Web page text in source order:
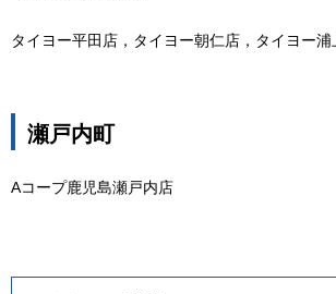
タイヨー平田店，タイヨー朝仁店，タイヨー浦
瀬戸内町
Aコープ鹿児島瀬戸内店